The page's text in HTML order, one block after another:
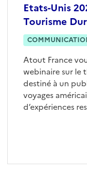
Etats-Unis
Tourisme
Atout France
webinaire sur le
destiné à un
voyages
d’expériences